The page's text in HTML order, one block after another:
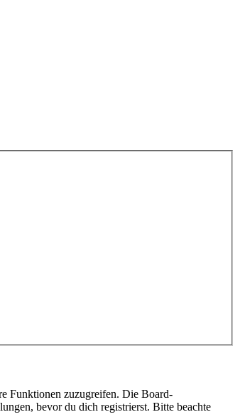
Funktionen zuzugreifen. Die Board-
bevor du dich registrierst. Bitte beachte